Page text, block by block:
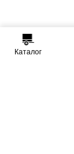
Каталог